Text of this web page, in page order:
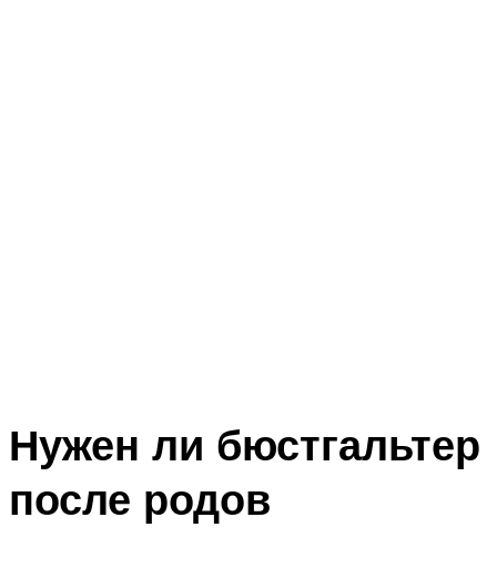
Нужен ли бюстгальтер
после родов